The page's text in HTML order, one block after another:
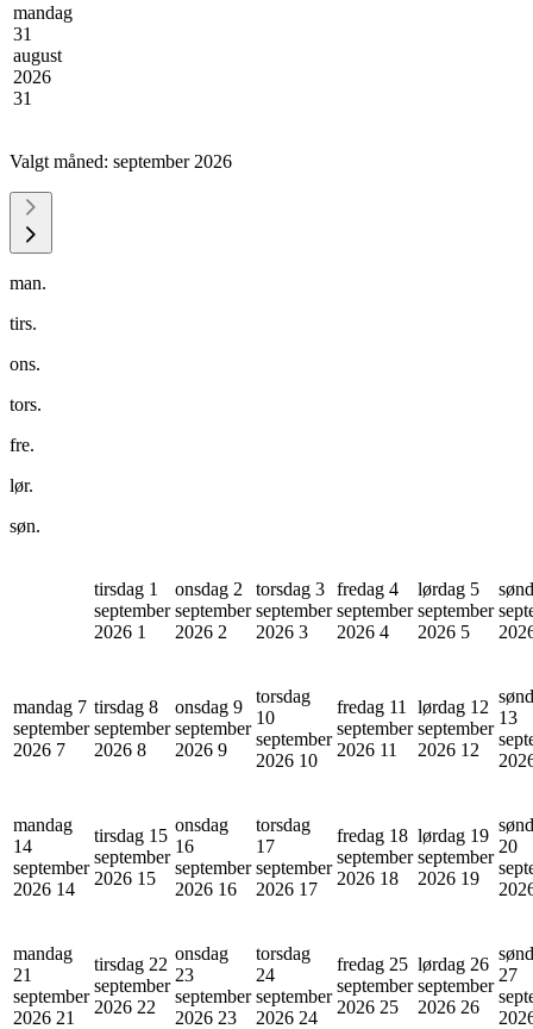
mandag
31
august
2026
31
Valgt måned: september 2026
man.
tirs.
ons.
tors.
fre.
lør.
søn.
tirsdag 1
september
2026 1
onsdag 2
september
2026 2
torsdag 3
september
2026 3
fredag 4
september
2026 4
lørdag 5
september
2026 5
mandag 7
september
2026 7
tirsdag 8
september
2026 8
onsdag 9
september
2026 9
torsdag
10
september
2026 10
fredag 11
september
2026 11
lørdag 12
september
2026 12
13
mandag
14
september
2026 14
tirsdag 15
september
2026 15
onsdag
16
september
2026 16
torsdag
17
september
2026 17
fredag 18
september
2026 18
lørdag 19
september
2026 19
20
mandag
21
september
2026 21
tirsdag 22
september
2026 22
onsdag
23
september
2026 23
torsdag
24
september
2026 24
fredag 25
september
2026 25
lørdag 26
september
2026 26
27